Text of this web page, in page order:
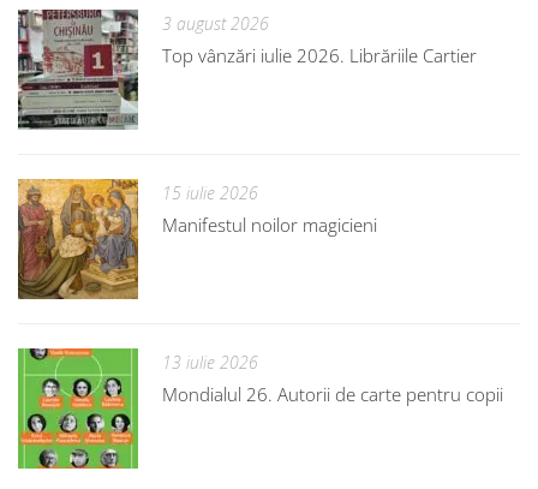
3 august 2026
Top vânzări iulie 2026. Librăriile Cartier
15 iulie 2026
Manifestul noilor magicieni
13 iulie 2026
Mondialul 26. Autorii de carte pentru copii